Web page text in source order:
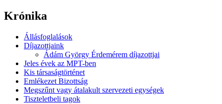
Krónika
Állásfoglalások
Díjazottjaink
Ádám György Érdemérem díjazottjai
Jeles évek az MPT-ben
Kis társaságtörténet
Emlékezet Bizottság
Megszűnt vagy átalakult szervezeti egységek
Tiszteletbeli tagok